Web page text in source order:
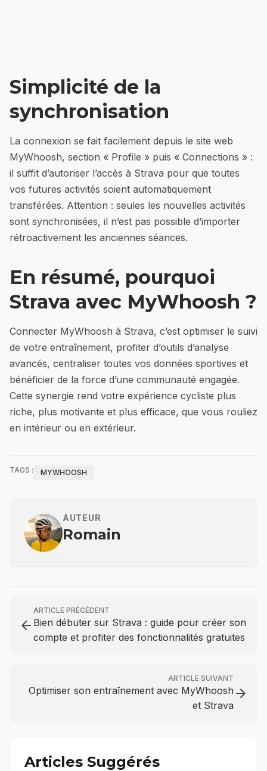
Simplicité de la
synchronisation
La connexion se fait facilement depuis le site web
MyWhoosh, section « Profile » puis « Connections » :
il suffit d’autoriser l’accès à Strava pour que toutes
vos futures activités soient automatiquement
transférées. Attention : seules les nouvelles activités
sont synchronisées, il n’est pas possible d’importer
rétroactivement les anciennes séances.
En résumé, pourquoi
Strava avec MyWhoosh ?
Connecter MyWhoosh à Strava, c’est optimiser le suivi
de votre entraînement, profiter d’outils d’analyse
avancés, centraliser toutes vos données sportives et
bénéficier de la force d’une communauté engagée.
Cette synergie rend votre expérience cycliste plus
riche, plus motivante et plus efficace, que vous rouliez
en intérieur ou en extérieur.
TAGS : MYWHOOSH
AUTEUR
Romain
arrow_back
ARTICLE PRÉCÉDENT
Bien débuter sur Strava : guide pour créer son
compte et profiter des fonctionnalités gratuites
ARTICLE SUIVANT
Optimiser son entraînement avec MyWhoosh
et Strava
arrow_forward
Articles Suggérés